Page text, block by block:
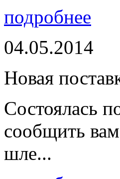
подробнее
04.05.2014
Новая
Состоялась
сообщить
шле...